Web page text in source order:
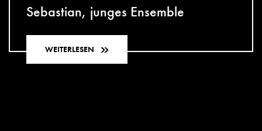
Sebastian, junges Ensemble
WEITERLESEN